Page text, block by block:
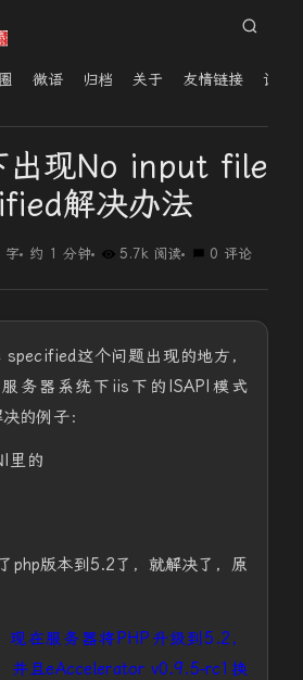
微语 归档 关于 友情链接 读者
出现No input file
解决办法
字 约 1 分钟 5.7k 阅读 0 评论
这个问题出现的地方，
务器系统下iis下的ISAPI模式
的例子：
里的
php版本到5.2了，就解决了，原
现在服务器将PHP升级到5.2，
并且eAccelerator v0.9.5-rc1换